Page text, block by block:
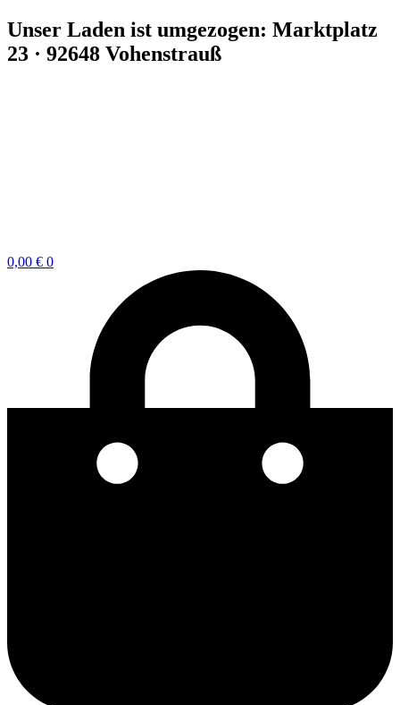
Zum
Inhalt
springen
Unser Laden ist umgezogen: Marktplatz
23 · 92648 Vohenstrauß
0,00 € 0